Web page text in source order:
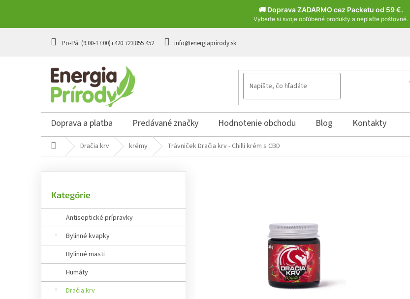
🚚 Doprava ZADARMO cez Packetu od 59 €.
Vyberte si svoje obľúbené produkty a neplaťte poštovné.
+420 723 855 452 info@energiaprirody.sk
Doprava a platba Predávané značky Hodnotenie obchodu Blog Kontakty
DomovDračia krv krémy Trávniček Dračia krv - Chilli krém s CBD
o
a
e
kategórie
Kategórie
Antiseptické prípravky
Bylinné kvapky
Bylinné masti
Humáty
Dračia krv